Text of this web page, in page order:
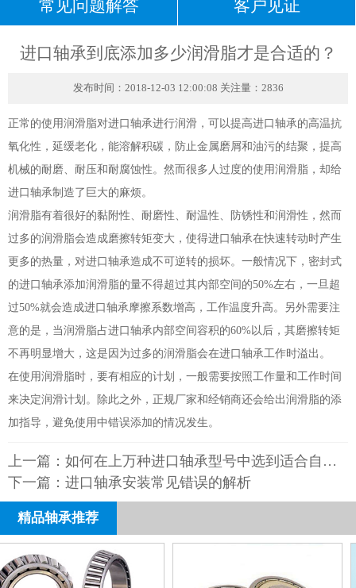
常见问题解答 客户见证
进口轴承到底添加多少润滑脂才是合适的？
发布时间：2018-12-03 12:00:08 关注量：2836
正常的使用润滑脂对进口轴承进行润滑，可以提高进口轴承的高温抗
氧化性，延缓老化，能溶解积碳，防止金属磨屑和油污的结聚，提高
机械的耐磨、耐压和耐腐蚀性。然而很多人过度的使用润滑脂，却给
进口轴承制造了巨大的麻烦。
润滑脂有着很好的黏附性、耐磨性、耐温性、防锈性和润滑性，然而
过多的润滑脂会造成磨擦转矩变大，使得进口轴承在快速转动时产生
更多的热量，对进口轴承造成不可逆转的损坏。一般情况下，密封式
的进口轴承添加润滑脂的量不得超过其内部空间的50%左右，一旦超
过50%就会造成进口轴承摩擦系数增高，工作温度升高。另外需要注
意的是，当润滑脂占进口轴承内部空间容积的60%以后，其磨擦转矩
不再明显增大，这是因为过多的润滑脂会在进口轴承工作时溢出。
在使用润滑脂时，要有相应的计划，一般需要按照工作量和工作时间
来决定润滑计划。除此之外，正规厂家和经销商还会给出润滑脂的添
加指导，避免使用中错误添加的情况发生。
上一篇： 如何在上万种进口轴承型号中选到适合自己的产品？
下一篇： 进口轴承安装常见错误的解析
精品轴承推荐